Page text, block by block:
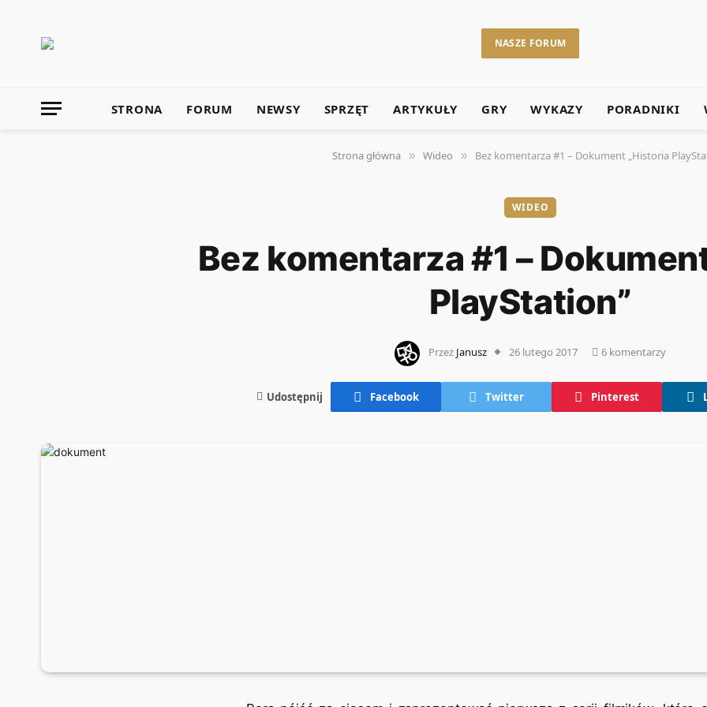
NASZE FORUM
STRONA FORUM NEWSY SPRZĘT ARTYKUŁY GRY WYKAZY PORADNIKI
Strona główna » Wideo » Bez komentarza #1 – Dokument „Historia
WIDEO
Bez komentarza #1 –
PlayStation”
Przez Janusz 26 lutego 2017 6 komentarzy
Udostępnij Facebook Twitter Pinterest